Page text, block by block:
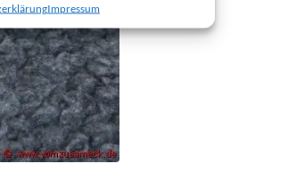
Impressum